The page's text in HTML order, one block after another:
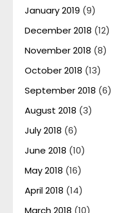
January 2019 (9)
December 2018 (12)
November 2018 (8)
October 2018 (13)
September 2018 (6)
August 2018 (3)
July 2018 (6)
June 2018 (10)
May 2018 (16)
April 2018 (14)
March 2018 (10)